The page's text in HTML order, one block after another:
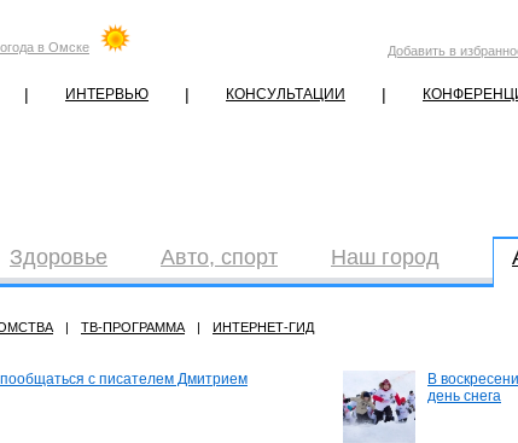
в Омске Добавить в
| ИНТЕРВЬЮ | КОНСУЛЬТАЦИИ |
Здоровье Авто, спорт Наш город
| ТВ-ПРОГРАММА | ИНТЕРНЕТ-ГИД
с писателем Дмитрием
В
день снега